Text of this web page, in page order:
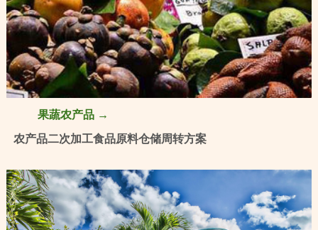
农产品二次加工食品原料仓储周转方案
果蔬农产品 →